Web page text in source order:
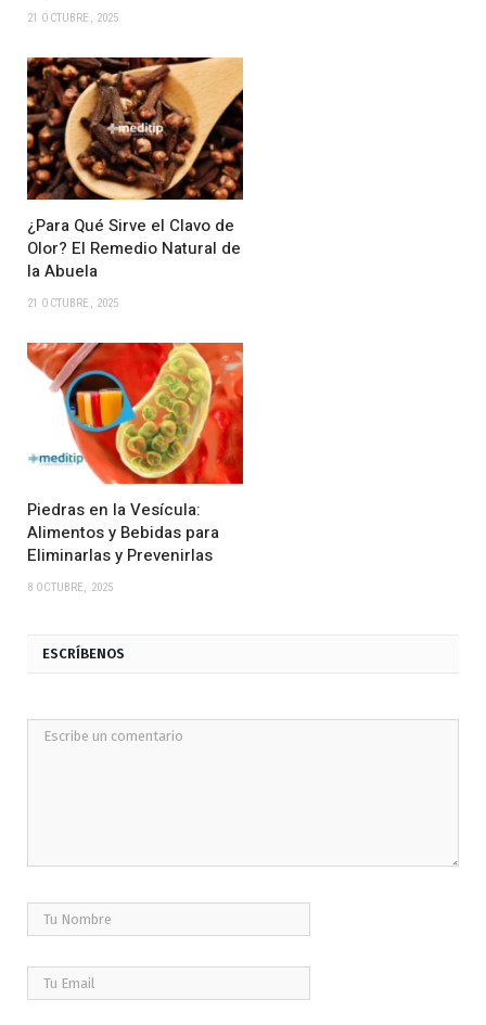
21 OCTUBRE, 2025
¿Para Qué Sirve el Clavo de
Olor? El Remedio Natural de
la Abuela
21 OCTUBRE, 2025
Piedras en la Vesícula:
Alimentos y Bebidas para
Eliminarlas y Prevenirlas
8 OCTUBRE, 2025
ESCRÍBENOS